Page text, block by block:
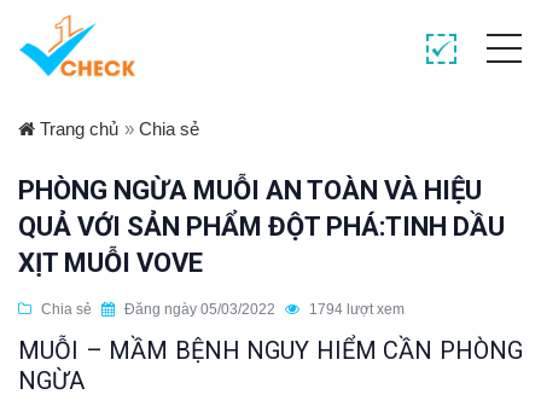
Trang chủ » Chia sẻ
PHÒNG NGỪA MUỖI AN TOÀN VÀ HIỆU
QUẢ VỚI SẢN PHẨM ĐỘT PHÁ:TINH DẦU
XỊT MUỖI VOVE
Chia sẻ Đăng ngày 05/03/2022 1794 lượt xem
MUỖI – MẦM BỆNH NGUY HIỂM CẦN PHÒNG
NGỪA